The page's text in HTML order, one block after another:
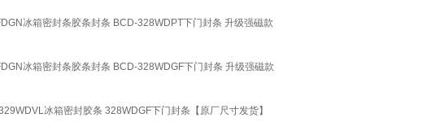
冰箱密封条胶条封条 BCD-328WDPT下门封条 升级强磁款
冰箱密封条胶条封条 BCD-328WDGF下门封条 升级强磁款
冰箱密封胶条 328WDGF下门封条【原厂尺寸发货】